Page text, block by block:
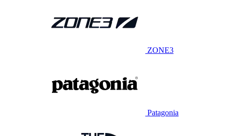
ZONE3
Patagonia